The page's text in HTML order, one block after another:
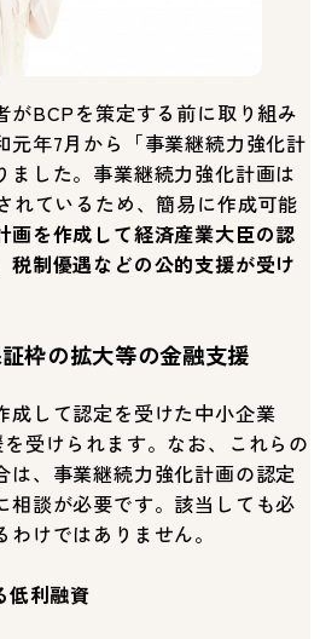
がBCPを策定する前に取り組み
元年7月から「事業継続力強化計
ました。事業継続力強化計画は
れているため、簡易に作成可能
画を作成して経済産業大臣の認
税制優遇などの公的支援が受け
枠の拡大等の金融支援
成して認定を受けた中小企業
受けられます。なお、これらの
は、事業継続力強化計画の認定
相談が必要です。該当しても必
けではありません。
低利融資